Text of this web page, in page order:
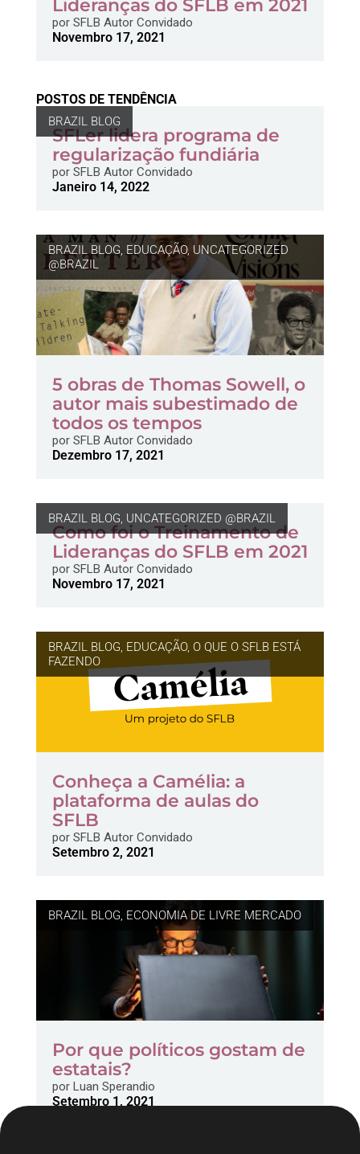
Lideranças do SFLB em 2021
porSFLB Autor Convidado
Novembro 17, 2021
POSTOS DE TENDÊNCIA
BRAZIL BLOG
SFLer lidera programa de
regularização fundiária
porSFLB Autor Convidado
Janeiro 14, 2022
BRAZIL BLOG, EDUCAÇÃO, UNCATEGORIZED
@BRAZIL
5 obras de Thomas Sowell, o
autor mais subestimado de
todos os tempos
porSFLB Autor Convidado
Dezembro 17, 2021
BRAZIL BLOG, UNCATEGORIZED @BRAZIL
Como foi o Treinamento de
Lideranças do SFLB em 2021
porSFLB Autor Convidado
Novembro 17, 2021
BRAZIL BLOG, EDUCAÇÃO, O QUE O SFLB ESTÁ
FAZENDO
Conheça a Camélia: a
plataforma de aulas do
SFLB
porSFLB Autor Convidado
Setembro 2, 2021
BRAZIL BLOG, ECONOMIA DE LIVRE MERCADO
Por que políticos gostam de
estatais?
porLuan Sperandio
Setembro 1, 2021